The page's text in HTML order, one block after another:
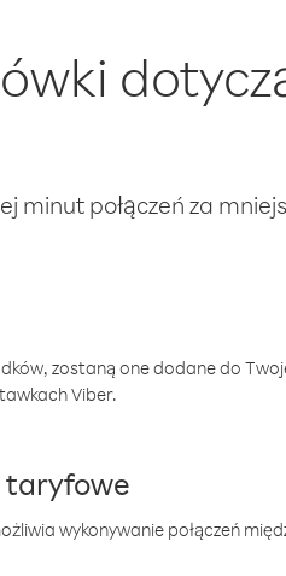
minut połączeń za
zostaną one dodane do
Viber.
taryfowe
wykonywanie połączeń